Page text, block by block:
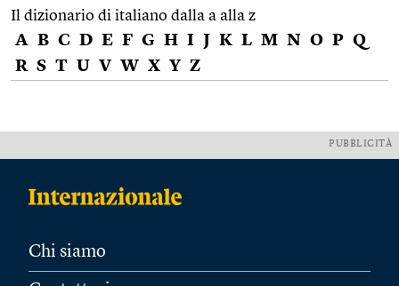
Il dizionario di italiano dalla a alla z
A B C D E F G H I J K L M N O P Q
R S T U V W X Y Z
PUBBLICITÀ
Chi siamo